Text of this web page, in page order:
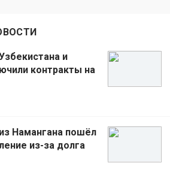
и
контракты на
Намангана пошёл
из-за долга